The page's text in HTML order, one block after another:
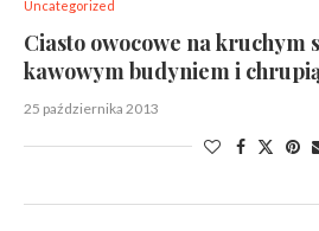
Uncategorized
Ciasto owocowe na kruchym
kawowym budyniem i
25 października 2013